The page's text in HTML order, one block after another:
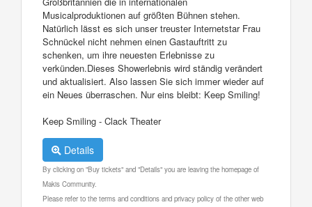
Musicalproduktionen auf größten Bühnen stehen.
Natürlich lässt es sich unser treuster Internetstar Frau
Schnückel nicht nehmen einen Gastauftritt zu
schenken, um ihre neuesten Erlebnisse zu
verkünden.Dieses Showerlebnis wird ständig verändert
und aktualisiert. Also lassen Sie sich immer wieder auf
ein Neues überraschen. Nur eins bleibt: Keep Smiling!
Keep Smiling - Clack Theater
Details
By clicking on "Buy tickets" and "Details" you are leaving the homepage of
Makis Community.
Please refer to the terms and conditions and privacy policy of the other web